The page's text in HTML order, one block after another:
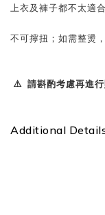
上衣及褲子都不太適
不可擰扭；如需整燙
⚠️ 請斟酌考慮再進
Additional